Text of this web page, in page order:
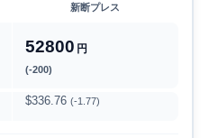
新断プレス
52800 円
(-200)
$336.76 (-1.77)